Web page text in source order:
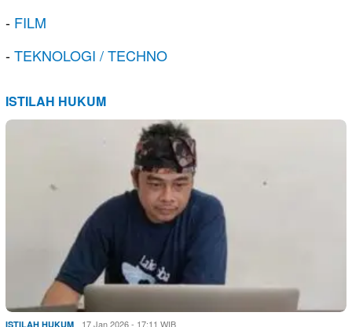
- FILM
-TEKNOLOGI / TECHNO
ISTILAH HUKUM
ISTILAH HUKUM 17 Jan 2026 - 17:11 WIB